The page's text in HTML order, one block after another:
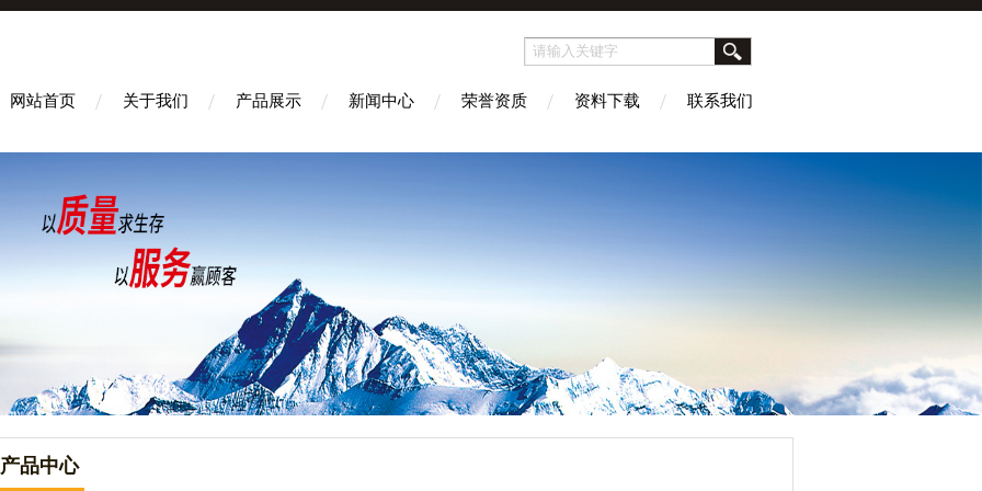
网站首页 关于我们 产品展示 新闻中心 荣誉资质 资料下载 联系我们
产品中心